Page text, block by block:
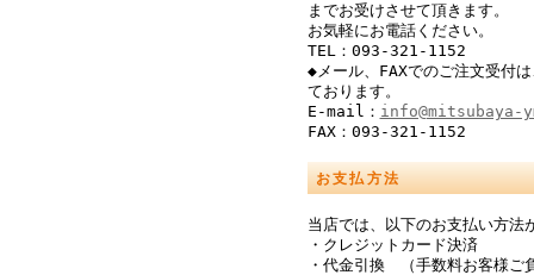
までお受けさせて頂きます。
お気軽にお電話ください。
TEL：093-321-1152
◆メール、FAXでのご注文受付
ております。
E-mail： info@mitsubaya-
FAX：093-321-1152
お支払方法
当店では、以下のお支払い方法
・クレジットカード決済
・代金引換 （手数料お客様ご